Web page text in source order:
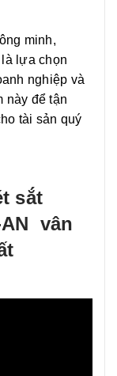
minh,
lựa chọn
nghiệp và
này để tận
tài sản quý
sắt
AN vân